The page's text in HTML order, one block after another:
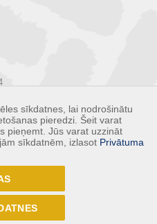
sīkdatnes, lai nodrošinātu
pieredzi. Šeit varat
pieņemt. Jūs varat uzzināt
sīkdatnēm, izlasot Privātuma